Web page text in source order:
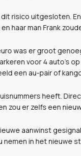
risico uitgesloten.
haar man Frank
was er groot
voor 4 auto’s
een au-pair of
heeft.
zou er zelfs een
aanwinst
nemen in het nieuwe